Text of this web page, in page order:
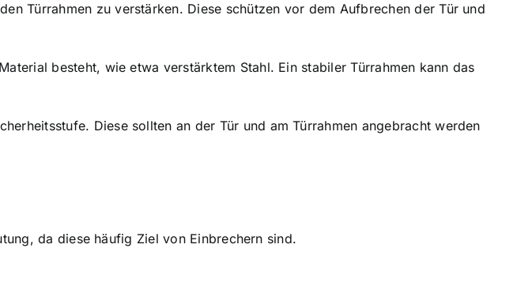
Türrahmen zu verstärken. Diese schützen vor dem Aufbrechen der Tür und
besteht, wie etwa verstärktem Stahl. Ein stabiler Türrahmen kann das
Diese sollten an der Tür und am Türrahmen angebracht werden
da diese häufig Ziel von Einbrechern sind.